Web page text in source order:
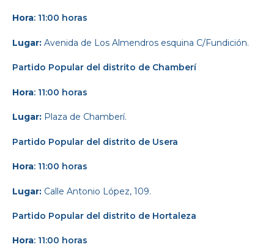
Hora: 11:00 horas
Lugar: Avenida de Los Almendros esquina C/Fundición.
Partido Popular del distrito de Chamberí
Hora: 11:00 horas
Lugar: Plaza de Chamberí.
Partido Popular del distrito de Usera
Hora: 11:00 horas
Lugar: Calle Antonio López, 109.
Partido Popular del distrito de Hortaleza
Hora: 11:00 horas